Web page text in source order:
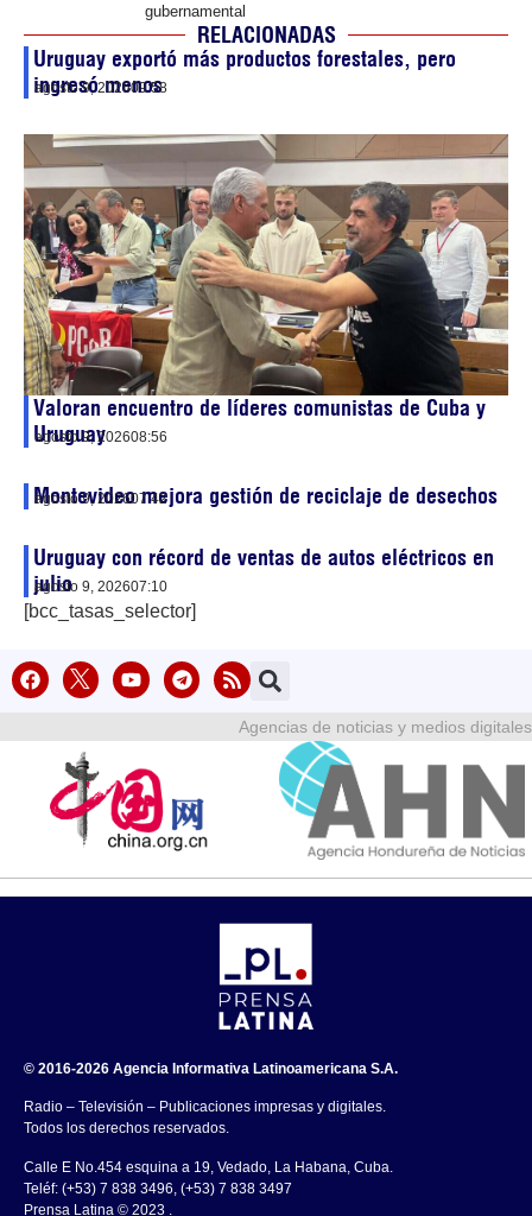
gubernamental
RELACIONADAS
Uruguay exportó más productos forestales, pero
ingresó menos
agosto 9, 202609:58
Valoran encuentro de líderes comunistas de Cuba y
Uruguay
agosto 9, 202608:56
Montevideo mejora gestión de reciclaje de desechos
agosto 9, 202607:42
Uruguay con récord de ventas de autos eléctricos en
julio
agosto 9, 202607:10
[bcc_tasas_selector]
Agencias de noticias y medios digitales
© 2016-2026 Agencia Informativa Latinoamericana S.A.
Radio – Televisión – Publicaciones impresas y digitales.
Todos los derechos reservados.
Calle E No.454 esquina a 19, Vedado, La Habana, Cuba.
Teléf: (+53) 7 838 3496, (+53) 7 838 3497
Prensa Latina © 2023 .